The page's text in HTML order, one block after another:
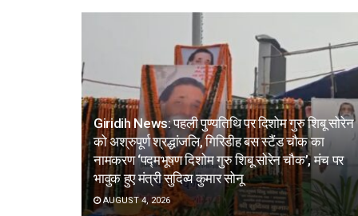
Giridih News: पहली पुण्यतिथि पर दिशोम गुरु शिबू सोरेन
को अश्रुपूर्ण श्रद्धांजलि, गिरिडीह बस स्टैंड चौक का
नामकरण ‘पद्मभूषण दिशोम गुरु शिबू सोरेन चौक’, मंच पर
भावुक हुए मंत्री सुदिव्य कुमार सोनू
AUGUST 4, 2026